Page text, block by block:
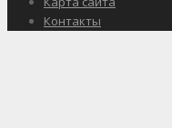
Контакты